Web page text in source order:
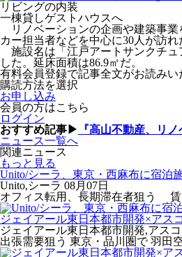
リビングの内装
一棟貸しゲストハウスへ
リノベーションの企画や建築事業
カー担当者などを中心に30人が訪れ
施設名は「江戸アートサンクチュ
した。延床面積は86.9㎡だ。
有料会員登録で記事全文がお読みい
購読方法を選択
お申し込み
会員の方はこちら
ログイン
おすすめ記事▶
『高山不動産、リノ
ニュース一覧へ
関連ニュース
もっと見る
Unito/シーラ、東京・西麻布に宿泊
Unito,シーラ 08月07日
オフィス転用、長期滞在者狙う 賃
ジェイアール東日本都市開発×アス
ジェイアール東日本都市開発,アス
出張需要狙う 東京・品川圏で 羽